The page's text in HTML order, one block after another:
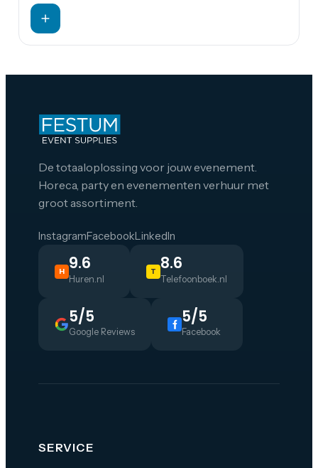
De totaaloplossing voor jouw evenement.
Horeca, party en evenementen verhuur met
groot assortiment.
InstagramFacebookLinkedIn
H 9.6
Huren.nl
T 8.6
Telefoonboek.nl
5/5
Google Reviews
5/5
Facebook
SERVICE